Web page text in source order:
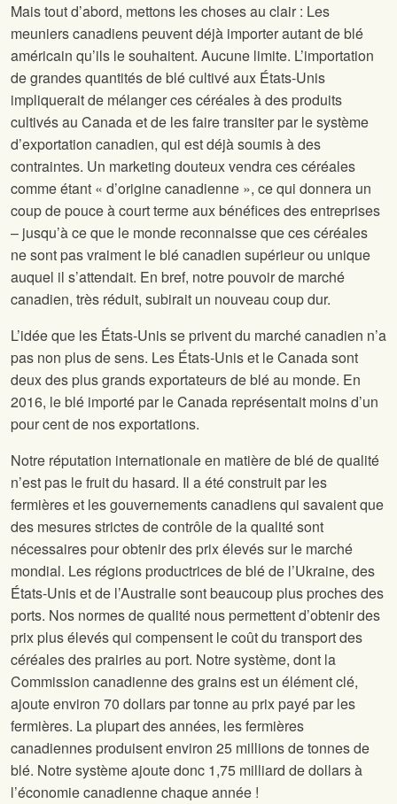
Mais tout d’abord, mettons les choses au clair : Les
meuniers canadiens peuvent déjà importer autant de blé
américain qu’ils le souhaitent. Aucune limite. L’importation
de grandes quantités de blé cultivé aux États-Unis
impliquerait de mélanger ces céréales à des produits
cultivés au Canada et de les faire transiter par le système
d’exportation canadien, qui est déjà soumis à des
contraintes. Un marketing douteux vendra ces céréales
comme étant « d’origine canadienne », ce qui donnera un
coup de pouce à court terme aux bénéfices des entreprises
– jusqu’à ce que le monde reconnaisse que ces céréales
ne sont pas vraiment le blé canadien supérieur ou unique
auquel il s’attendait. En bref, notre pouvoir de marché
canadien, très réduit, subirait un nouveau coup dur.
L’idée que les États-Unis se privent du marché canadien n’a
pas non plus de sens. Les États-Unis et le Canada sont
deux des plus grands exportateurs de blé au monde. En
2016, le blé importé par le Canada représentait moins d’un
pour cent de nos exportations.
Notre réputation internationale en matière de blé de qualité
n’est pas le fruit du hasard. Il a été construit par les
fermières et les gouvernements canadiens qui savaient que
des mesures strictes de contrôle de la qualité sont
nécessaires pour obtenir des prix élevés sur le marché
mondial. Les régions productrices de blé de l’Ukraine, des
États-Unis et de l’Australie sont beaucoup plus proches des
ports. Nos normes de qualité nous permettent d’obtenir des
prix plus élevés qui compensent le coût du transport des
céréales des prairies au port. Notre système, dont la
Commission canadienne des grains est un élément clé,
ajoute environ 70 dollars par tonne au prix payé par les
fermières. La plupart des années, les fermières
canadiennes produisent environ 25 millions de tonnes de
blé. Notre système ajoute donc 1,75 milliard de dollars à
l’économie canadienne chaque année !